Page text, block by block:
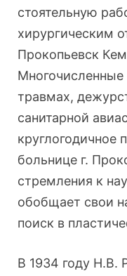
стоятельную
хирургическим
Прокопьевск
травмах,
санитарной
круглогодичное
больнице г.
стремления к
обобщает свои
поиск в
В 1934 году Н.В.